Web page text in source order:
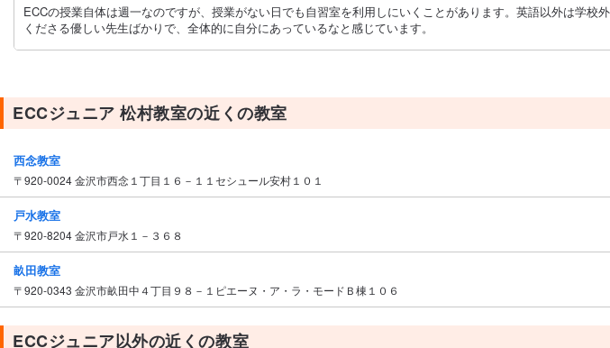
ECCの授業自体は週一なのですが、授業がない日でも自習室を利用しにいくことがあります。英語以外は学
くださる優しい先生ばかりで、全体的に自分にあっているなと感じています。
ECCジュニア 松村教室の近くの教室
西念教室
〒920-0024 金沢市西念１丁目１６－１１セシュール安村１０１
戸水教室
〒920-8204 金沢市戸水１－３６８
畝田教室
〒920-0343 金沢市畝田中４丁目９８－１ピエーヌ・ア・ラ・モードＢ棟１０６
ECCジュニア以外の近くの教室